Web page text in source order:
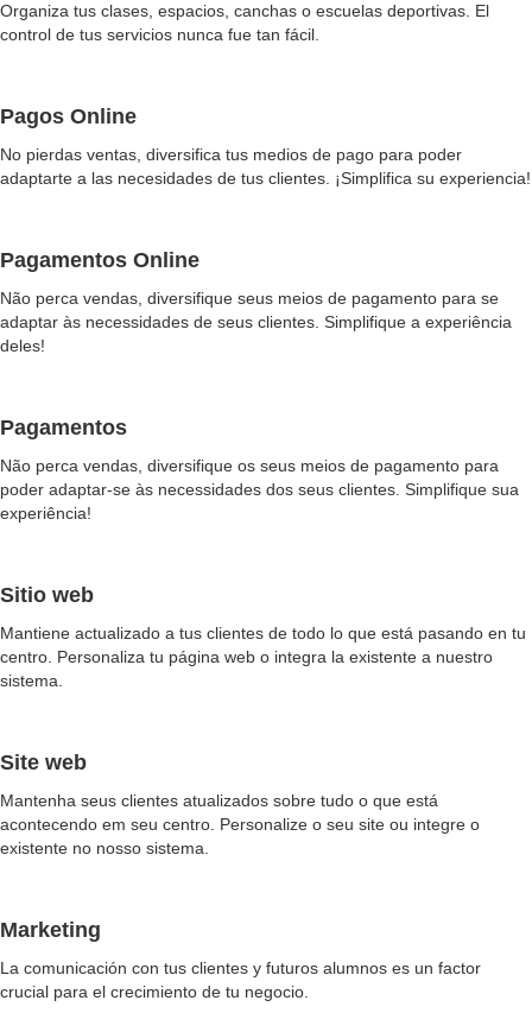
Organiza tus clases, espacios, canchas o escuelas deportivas. El
control de tus servicios nunca fue tan fácil.
Pagos Online
No pierdas ventas, diversifica tus medios de pago para poder
adaptarte a las necesidades de tus clientes. ¡Simplifica su experiencia!
Pagamentos Online
Não perca vendas, diversifique seus meios de pagamento para se
adaptar às necessidades de seus clientes. Simplifique a experiência
deles!
Pagamentos
Não perca vendas, diversifique os seus meios de pagamento para
poder adaptar-se às necessidades dos seus clientes. Simplifique sua
experiência!
Sitio web
Mantiene actualizado a tus clientes de todo lo que está pasando en tu
centro. Personaliza tu página web o integra la existente a nuestro
sistema.
Site web
Mantenha seus clientes atualizados sobre tudo o que está
acontecendo em seu centro. Personalize o seu site ou integre o
existente no nosso sistema.
Marketing
La comunicación con tus clientes y futuros alumnos es un factor
crucial para el crecimiento de tu negocio.